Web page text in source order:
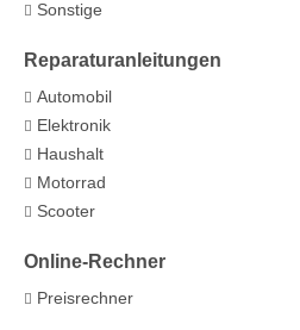
Sonstige
Reparaturanleitungen
Automobil
Elektronik
Haushalt
Motorrad
Scooter
Online-Rechner
Preisrechner